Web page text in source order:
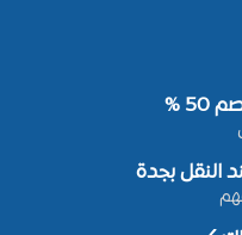
%
النقل بجدة